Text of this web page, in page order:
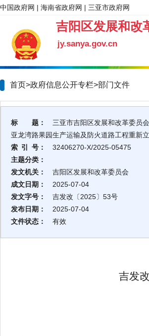
中国政府网 | 海南省政府网 | 三亚市政府网
吉阳区发展和改
jy.sanya.gov.cn
首页>政府信息公开专栏>部门文件
标 题：
三亚市吉阳区发展和改革委员
亚龙湾路果园生产运输及防火道路工程重新
索 引 号：
32406270-X/2025-05475
主题分类：
发文机关：
吉阳区发展和改革委员会
成文日期：
2025-07-04
发文字号：
吉发改〔2025〕53号
发布日期：
2025-07-04
文件状态：
有效
吉发改